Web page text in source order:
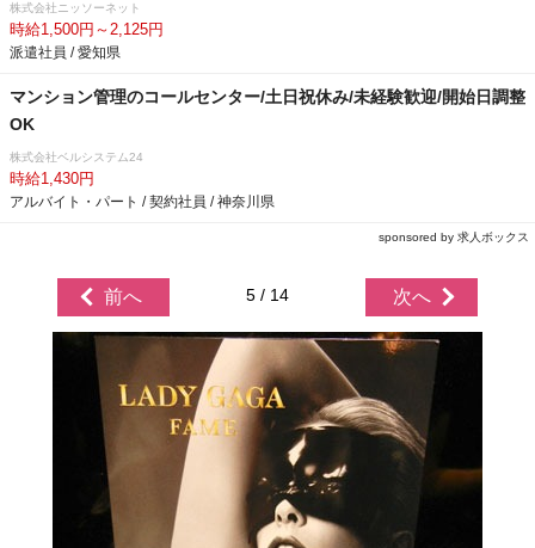
株式会社ニッソーネット
時給1,500円～2,125円
派遣社員 / 愛知県
マンション管理のコールセンター/土日祝休み/未経験歓迎/開始日調整
OK
株式会社ベルシステム24
時給1,430円
アルバイト・パート / 契約社員 / 神奈川県
sponsored by 求人ボックス
前へ 5 / 14 次へ